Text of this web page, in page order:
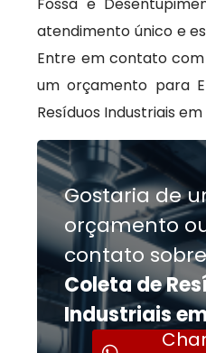
atendimento único e
Entre em contato
um orçamento para
Resíduos Industriais em
Gostaria de
orçamento
contato
Coleta de
Industriais